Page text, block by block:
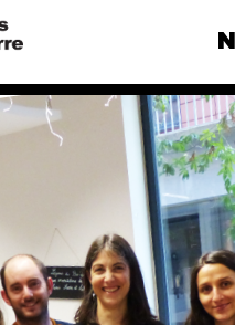
Nos
Total, rendez-
tribunal
Gaz « naturel
enfumage
Mode : une